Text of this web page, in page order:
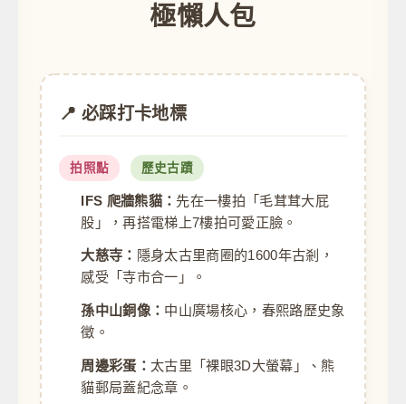
極懶人包
📍 必踩打卡地標
拍照點 歷史古蹟
IFS 爬牆熊貓： 先在一樓拍「毛茸茸大屁
股」，再搭電梯上7樓拍可愛正臉。
大慈寺： 隱身太古里商圈的1600年古剎，
感受「寺市合一」。
孫中山銅像： 中山廣場核心，春熙路歷史象
徵。
周邊彩蛋： 太古里「裸眼3D大螢幕」、熊
貓郵局蓋紀念章。